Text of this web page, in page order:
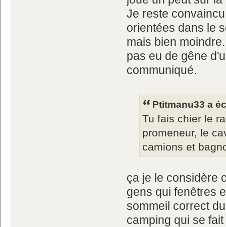
Je reste
orientées dans le
mais bien
pas eu de gêne
communiqué.
Ptitmanu33 a
Tu fais chier le
promeneur, le
camions et
ça je le considère
gens qui fenêtres
sommeil correct
camping qui se